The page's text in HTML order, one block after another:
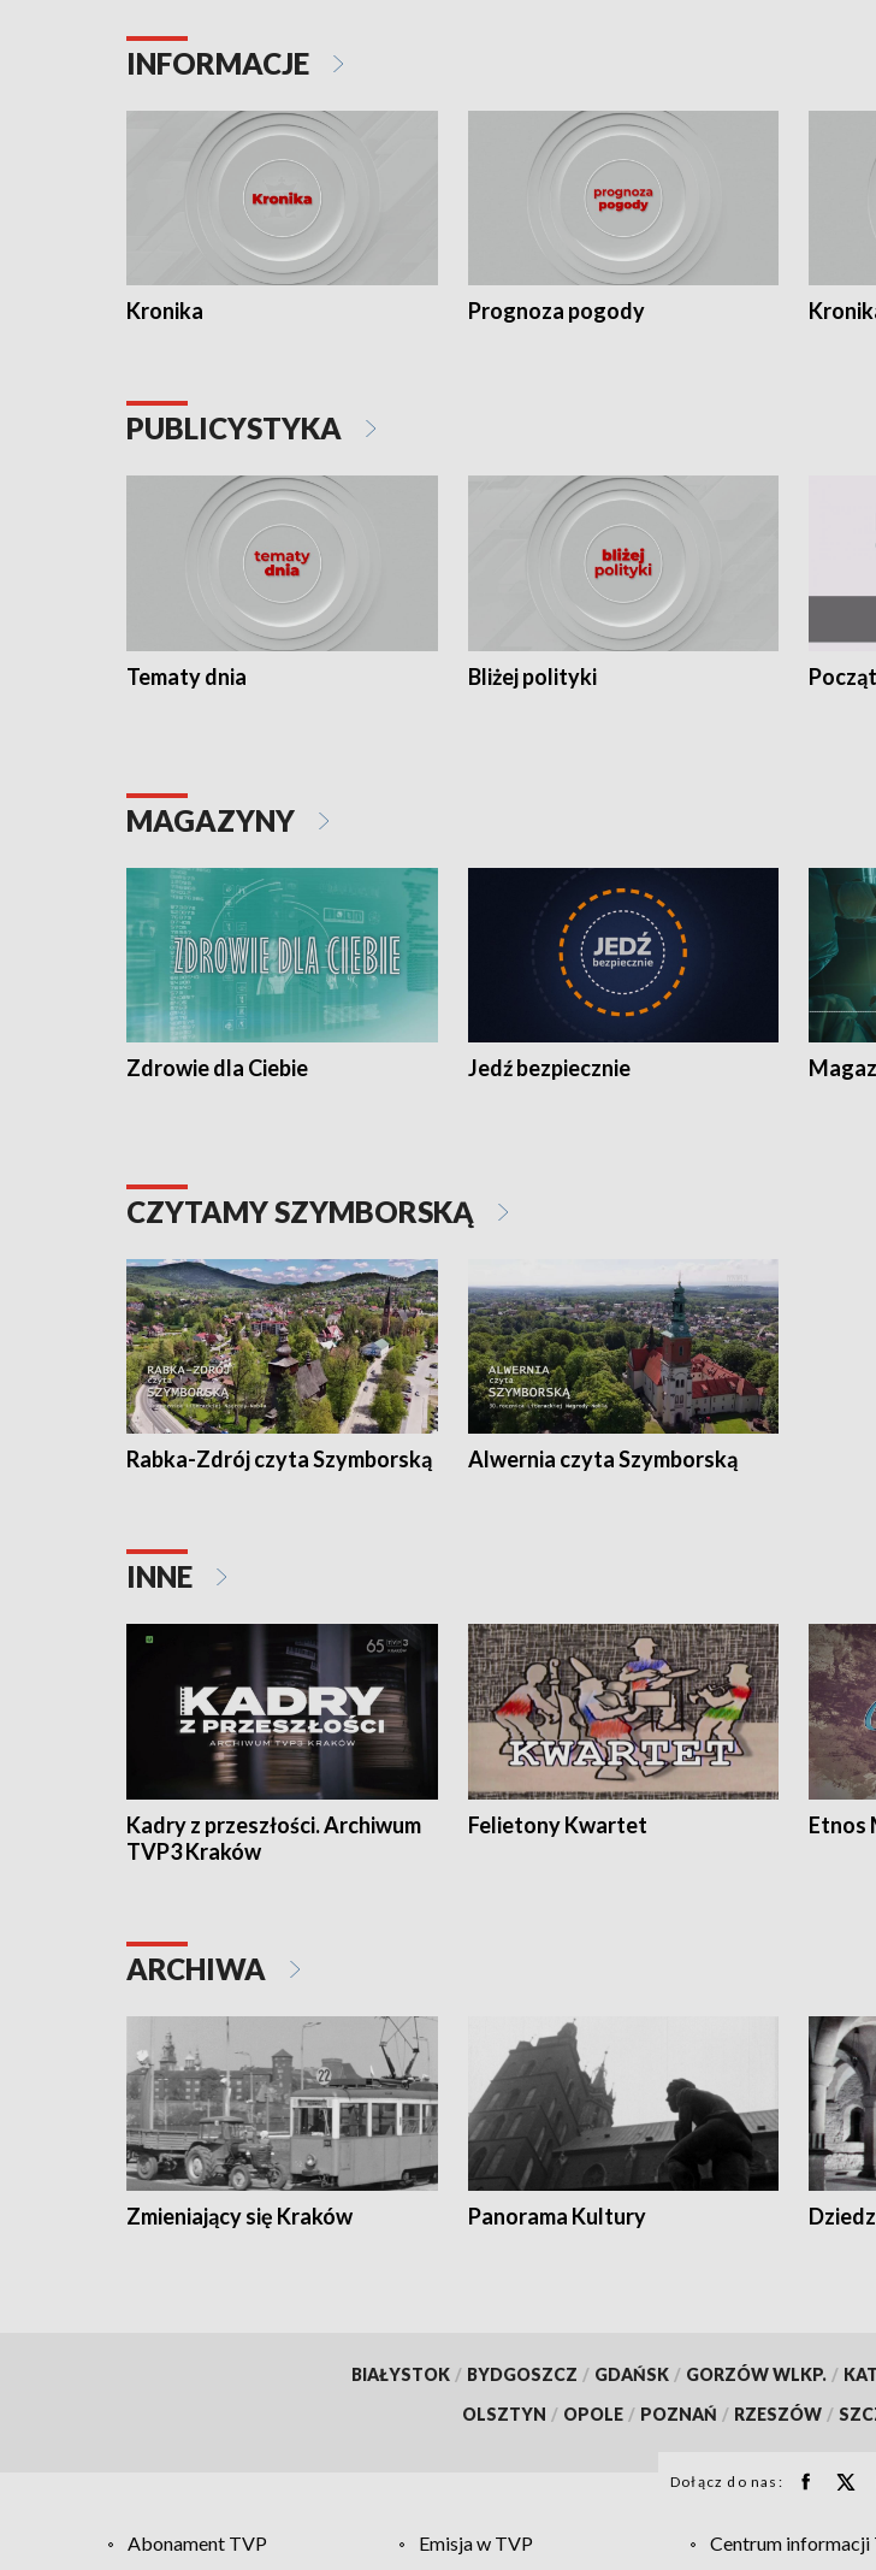
INFORMACJE
Kronika Prognoza pogody
PUBLICYSTYKA
Tematy dnia Bliżej polityki
MAGAZYNY
Zdrowie dla Ciebie Jedź bezpiecznie
CZYTAMY SZYMBORSKĄ
Rabka-Zdrój czyta Szymborską Alwernia czyta Szymborską
INNE
Kadry z przeszłości. Archiwum
TVP3 Kraków
Felietony Kwartet Etnos
ARCHIWA
Zmieniający się Kraków Panorama Kultury
BIAŁYSTOK / BYDGOSZCZ / GDAŃSK / GORZÓW WLKP. /
OLSZTYN / OPOLE / POZNAŃ / RZESZÓW /
Dołącz do nas:
Abonament TVP Emisja w TVP Centrum informacji